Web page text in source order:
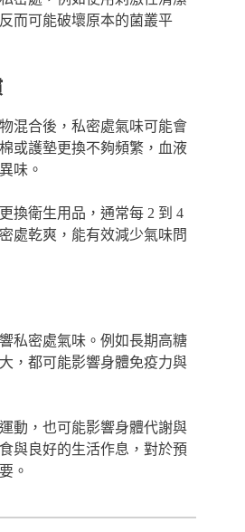
而可能破壞原本的菌叢平
混合後，私密處氣味可能會
或護墊更換不夠頻繁，血液
味。
換衛生用品，通常每 2 到 4
處乾爽，能有效減少氣味問
私密處氣味。例如長期高糖
，都可能影響身體免疫力與
動，也可能影響身體代謝與
與良好的生活作息，對於預
。